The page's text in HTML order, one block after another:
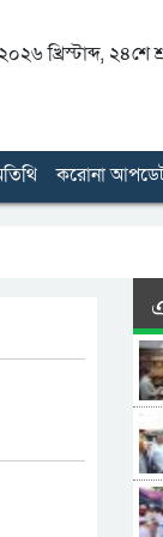
খ্রিস্টাব্দ, ২৪শে
করোনা